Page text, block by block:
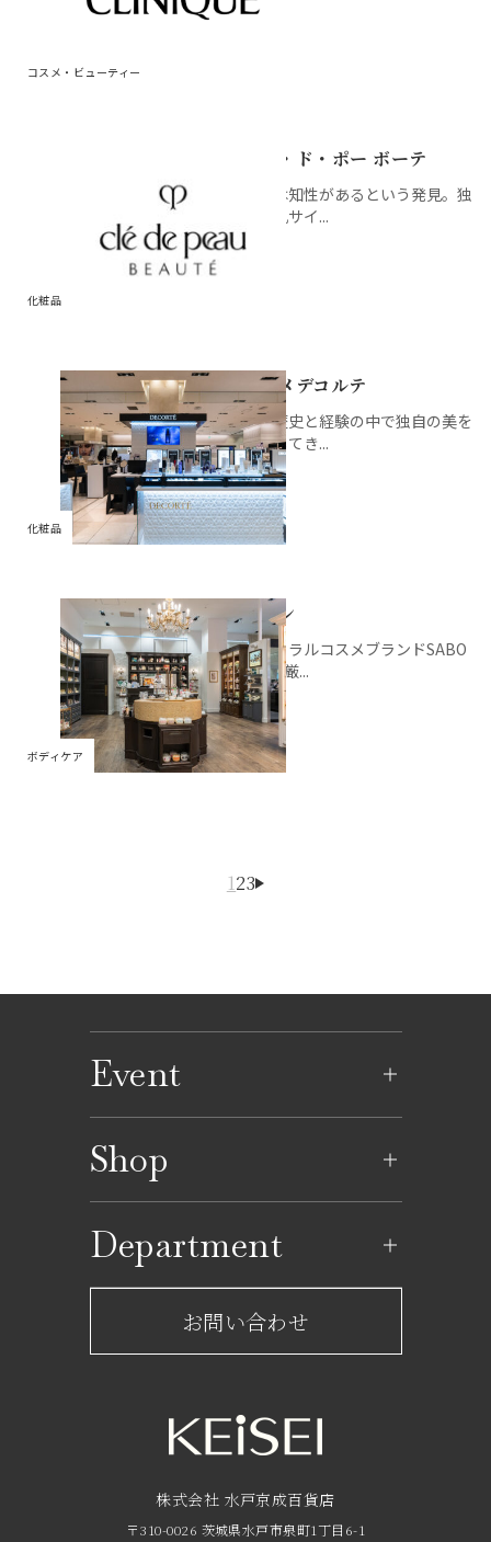
コスメ・ビューティー
化粧品
クレ・ド・ポー ボーテ
肌には知性があるという発見。独
自の肌サイ...
化粧品
コスメデコルテ
長い歴史と経験の中で独自の美を
追求してき...
ボディケア
サボン
ナチュラルコスメブランドSABO
Nは、厳...
123
Event
イベントカレンダー
Shop
レストラン一覧
ショップからのお知らせ
フロアガイド
Department
サービスのご案内
京成友の会
お問い合わせ
株式会社 水戸京成百貨店
〒310-0026 茨城県水戸市泉町1丁目6-1